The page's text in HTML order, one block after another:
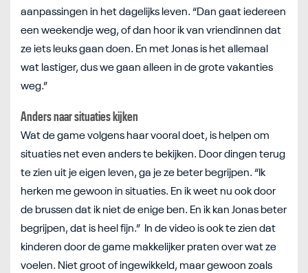
aanpassingen in het dagelijks leven. “Dan gaat iedereen
een weekendje weg, of dan hoor ik van vriendinnen dat
ze iets leuks gaan doen. En met Jonas is het allemaal
wat lastiger, dus we gaan alleen in de grote vakanties
weg.”
Anders naar situaties kijken
Wat de game volgens haar vooral doet, is helpen om
situaties net even anders te bekijken. Door dingen terug
te zien uit je eigen leven, ga je ze beter begrijpen. “Ik
herken me gewoon in situaties. En ik weet nu ook door
de brussen dat ik niet de enige ben. En ik kan Jonas beter
begrijpen, dat is heel fijn.” In de video is ook te zien dat
kinderen door de game makkelijker praten over wat ze
voelen. Niet groot of ingewikkeld, maar gewoon zoals